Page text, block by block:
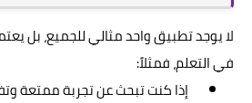
لا يوجد تطبيق واحد مثالي للجميع، بل
في التعلم، فمثلاً: